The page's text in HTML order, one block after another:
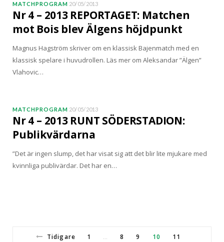
MATCHPROGRAM 20/05/2013
Nr 4 – 2013 REPORTAGET: Matchen
mot Bois blev Älgens höjdpunkt
Magnus Hagström skriver om en klassisk Bajenmatch med en
klassisk spelare i huvudrollen. Läs mer om Aleksandar ”Älgen”
Vlahovic…
MATCHPROGRAM 20/05/2013
Nr 4 – 2013 RUNT SÖDERSTADION:
Publikvärdarna
”Det är ingen slump, det har visat sig att det blir lite mjukare med
kvinnliga publivärdar. Det har en…
Tidigare 1 … 8 9 10
11